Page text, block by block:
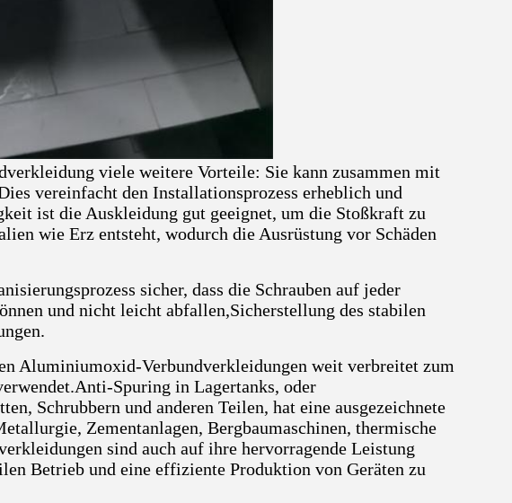
viele weitere Vorteile: Sie kann zusammen mit
vereinfacht den Installationsprozess erheblich und
ist die Auskleidung gut geeignet, um die Stoßkraft zu
wie Erz entsteht, wodurch die Ausrüstung vor Schäden
sicher, dass die Schrauben auf jeder
und nicht leicht abfallen,Sicherstellung des stabilen
Aluminiumoxid-Verbundverkleidungen weit verbreitet zum
Spuring in Lagertanks, oder
Schrubbern und anderen Teilen, hat eine ausgezeichnete
Zementanlagen, Bergbaumaschinen, thermische
sind auch auf ihre hervorragende Leistung
Betrieb und eine effiziente Produktion von Geräten zu